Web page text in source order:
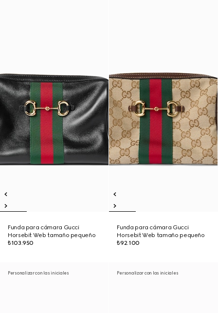
Funda para cámara Gucci
Horsebit Web tamaño pequeño
₺103.950
Funda para cámara Gucci
Horsebit Web tamaño pequeño
₺92.100
Personalizar con las iniciales Personalizar con las iniciales